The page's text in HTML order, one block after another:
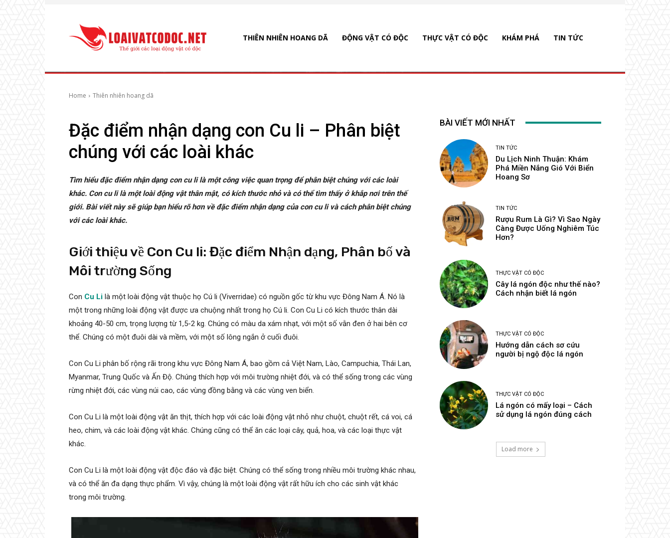
THIÊN NHIÊN HOANG DÃ ĐỘNG VẬT CÓ ĐỘC THỰC VẬT CÓ ĐỘC KHÁM PHÁ TIN TỨC
Home Thiên nhiên hoang dã
Đặc điểm nhận dạng con Cu li – Phân biệt
chúng với các loài khác
Tìm hiểu đặc điểm nhận dạng con cu li là một công việc quan trọng để phân biệt chúng với các loài
khác. Con cu li là một loài động vật thân mật, có kích thước nhỏ và có thể tìm thấy ở khắp nơi trên thế
giới. Bài viết này sẽ giúp bạn hiểu rõ hơn về đặc điểm nhận dạng của con cu li và cách phân biệt chúng
với các loài khác.
Giới thiệu về Con Cu li: Đặc điểm Nhận dạng, Phân bố và
Môi trường Sống
Con Cu Li là một loài động vật thuộc họ Cú li (Viverridae) có nguồn gốc từ khu vực Đông Nam Á. Nó là
một trong những loài động vật được ưa chuộng nhất trong họ Cú li. Con Cu Li có kích thước thân dài
khoảng 40-50 cm, trọng lượng từ 1,5-2 kg. Chúng có màu da xám nhạt, với một số vằn đen ở hai bên cơ
thể. Chúng có một đuôi dài và mềm, với một số lông ngắn ở cuối đuôi.
Con Cu Li phân bố rộng rãi trong khu vực Đông Nam Á, bao gồm cả Việt Nam, Lào, Campuchia, Thái Lan,
Myanmar, Trung Quốc và Ấn Độ. Chúng thích hợp với môi trường nhiệt đới, và có thể sống trong các vùng
rừng nhiệt đới, các vùng núi cao, các vùng đồng bằng và các vùng ven biển.
Con Cu Li là một loài động vật ăn thịt, thích hợp với các loài động vật nhỏ như chuột, chuột rết, cá voi, cá
heo, chim, và các loài động vật khác. Chúng cũng có thể ăn các loại cây, quả, hoa, và các loại thực vật
khác.
Con Cu Li là một loài động vật độc đáo và đặc biệt. Chúng có thể sống trong nhiều môi trường khác nhau,
và có thể ăn đa dạng thực phẩm. Vì vậy, chúng là một loài động vật rất hữu ích cho các sinh vật khác
trong môi trường.
BÀI VIẾT MỚI NHẤT
TIN TỨC
Du Lịch Ninh Thuận: Khám
Phá Miền Nắng Gió Với Biển
Hoang Sơ
TIN TỨC
Rượu Rum Là Gì? Vì Sao Ngày
Càng Được Uống Nghiêm Túc
Hơn?
THỰC VẬT CÓ ĐỘC
Cây lá ngón độc như thế nào?
Cách nhận biết lá ngón
THỰC VẬT CÓ ĐỘC
Hướng dẫn cách sơ cứu
người bị ngộ độc lá ngón
THỰC VẬT CÓ ĐỘC
Lá ngón có mấy loại – Cách
sử dụng lá ngón đúng cách
Load more